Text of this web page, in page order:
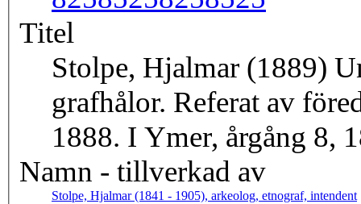
Titel
Stolpe, Hjalmar (1889)
grafhålor. Referat av
1888. I Ymer, årgång 8,
Namn - tillverkad av
Stolpe, Hjalmar (1841 - 1905), arkeolog, etnograf, intendent